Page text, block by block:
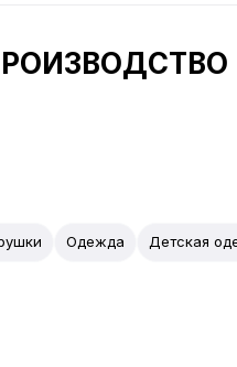
Одежда Детская